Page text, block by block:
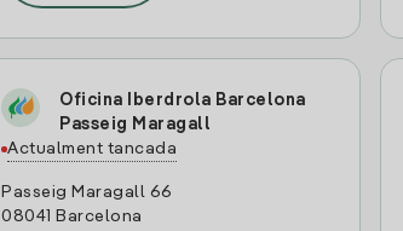
Oficina Iberdrola Barcelona
Passeig Maragall
Actualment tancada
Passeig Maragall 66
08041 Barcelona